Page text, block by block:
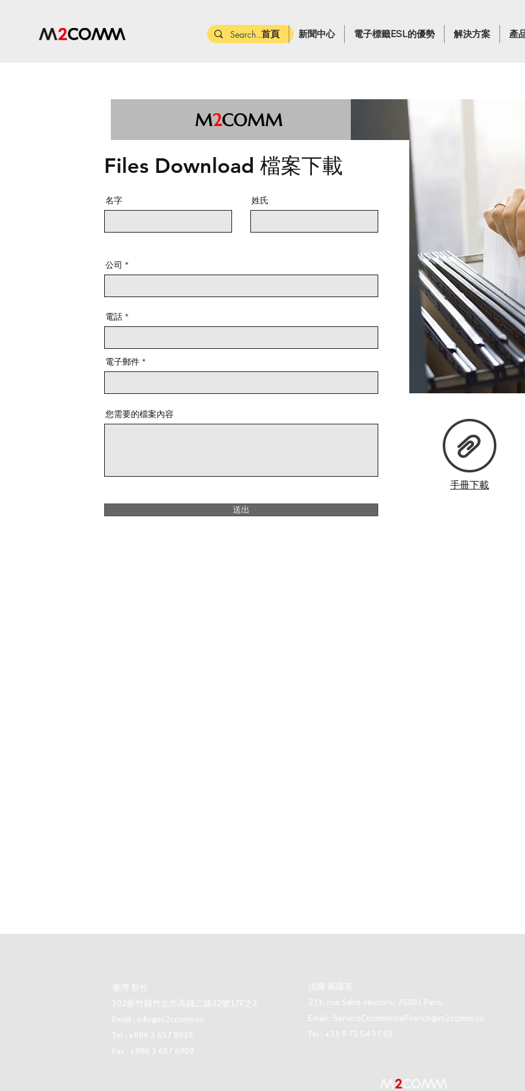
首頁 新聞中心 電子標籤ESL的優勢 解決方案 產
M2COMM
​Files Download 檔案下載
名字 姓氏
公司
電話
電子郵件
您需要的檔案內容
送出
​手冊下載
臺灣 新竹
302新竹縣竹北市高鐵二路32號17F之3
Email : info@m2comm.co
Tel : +886 3 657 8939
Fax : +886 3 657 6909
法國 佩薩克
231, rue Saint-Honoré, 75001 Paris
Email : ServiceCommercialFrance@m2comm.co
Tel : +33 9 75 54 97 83